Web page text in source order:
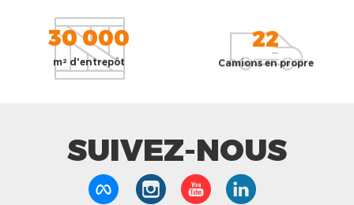
30 000
m² d'entrepôt
22
Camions en propre
SUIVEZ-NOUS